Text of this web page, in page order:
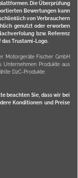
Die Überprüfung
Bewertungen kann
von Verbrauchern
genutzt oder erworben
bzw. Referenz
Trustami-Logo.
Motorgeräte Fischer GmbH
Unternehmen Produkte aus
D2C-Produkte.
beachten Sie, dass wir bei
Konditionen und Preise